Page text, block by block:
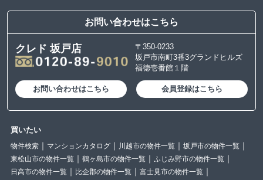
お問い合わせはこちら
クレド 坂戸店
〒350-0233
坂戸市南町3番3グランドヒルズ
福徳壱番館１階
お問い合わせはこちら 会員登録はこちら
買いたい
物件検索 マンションカタログ 川越市の物件一覧
坂戸市の物件一覧
東松山市の物件一覧
鶴ヶ島市の物件一覧
ふじみ野市の物件一覧
日高市の物件一覧
比企郡の物件一覧
富士見市の物件一覧